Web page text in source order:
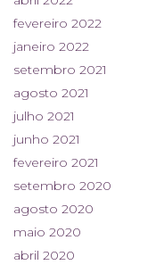
fevereiro 2022
janeiro 2022
setembro 2021
agosto 2021
julho 2021
junho 2021
fevereiro 2021
setembro 2020
agosto 2020
maio 2020
abril 2020